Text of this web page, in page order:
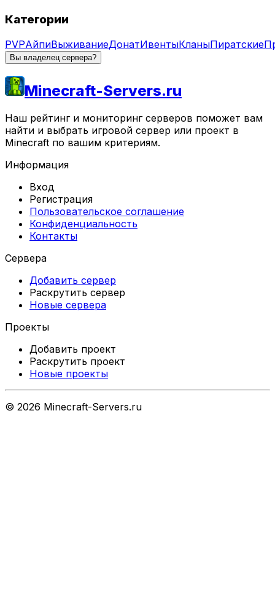
Категории
PVPАйпиВыживаниеДонатИвентыКланыПиратские
Вы владелец сервера?
Minecraft-Servers.ru
Наш рейтинг и мониторинг серверов поможет вам
найти и выбрать игровой сервер или проект в
Minecraft по вашим критериям.
Информация
Вход
Регистрация
Пользовательское соглашение
Конфиденциальность
Контакты
Сервера
Добавить сервер
Раскрутить сервер
Новые сервера
Проекты
Добавить проект
Раскрутить проект
Новые проекты
© 2026 Minecraft-Servers.ru